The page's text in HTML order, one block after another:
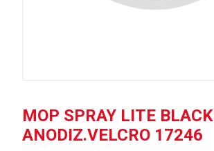
MOP SPRAY LITE BLACK
ANODIZ.VELCRO 17246